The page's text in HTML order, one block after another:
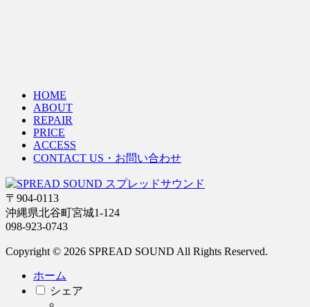
HOME
ABOUT
REPAIR
PRICE
ACCESS
CONTACT US・お問い合わせ
〒904-0113
沖縄県北谷町宮城1-124
098-923-0743
Copyright © 2026 SPREAD SOUND All Rights Reserved.
ホーム
シェア